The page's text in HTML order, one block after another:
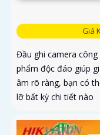
Giá
Đầu ghi camera công
phẩm độc đáo giúp
âm rõ ràng, bạn có
lỡ bất kỳ chi tiết nào